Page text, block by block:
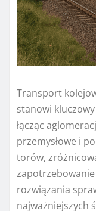
Transport
stanowi
łącząc
przemysłowe i
torów,
rozwiązania
najważniejszych